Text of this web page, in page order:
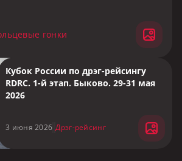
гонки
Кубок России по дрэг-рейсингу
RDRC. 1-й этап. Быково. 29-31 мая
2026
3 июня 2026 Дрэг-рейсинг